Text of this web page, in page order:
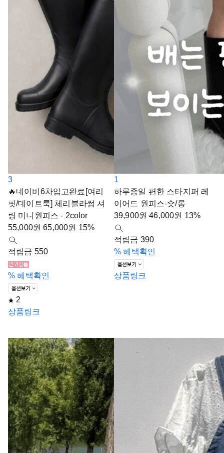
3
🔥네이비6차입고완료[여리
핏/데이트룩] 체리블라썸 셔
링 미니원피스 - 2color
55,000원 65,000원 15%
적립금 550
% 혜택확인
2
상품링크
1
하루종일 편한 스타지퍼 레
이어드 원피스-숏/롱
39,900원 46,000원 13%
적립금 390
% 혜택확인
상품링크